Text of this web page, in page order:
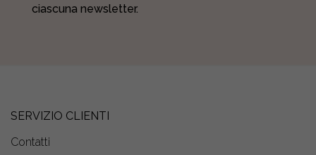
ciascuna newsletter.
SERVIZIO CLIENTI
Contatti